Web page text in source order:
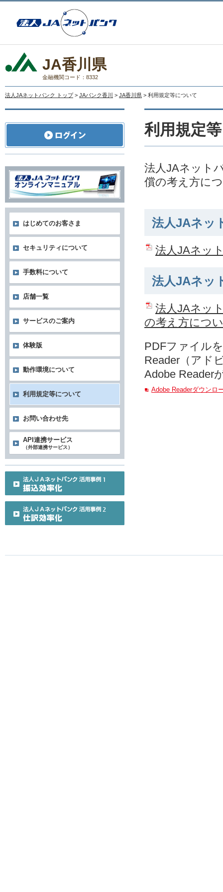
JA香川県
金融機関コード：8332
法人JAネットバンク トップ > JAバンク香川 > JA香川県 > 利用規定等について
利用規定
法人JAネット
償の考え方に
法人JAネッ
法人JAネッ
法人JAネッ
法人JAネッ
の考え方につ
PDFファイル
Reader（アド
Adobe Reader
Adobe Readerダウンロ
はじめてのお客さま
セキュリティについて
手数料について
店舗一覧
サービスのご案内
体験版
動作環境について
利用規定等について
お問い合わせ先
API連携サービス
（外部連携サービス）